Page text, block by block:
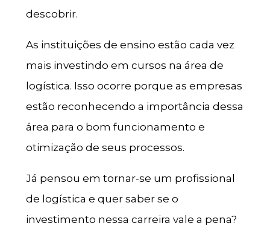
descobrir.
As instituições de ensino estão cada vez
mais investindo em cursos na área de
logística. Isso ocorre porque as empresas
estão reconhecendo a importância dessa
área para o bom funcionamento e
otimização de seus processos.
Já pensou em tornar-se um profissional
de logística e quer saber se o
investimento nessa carreira vale a pena?